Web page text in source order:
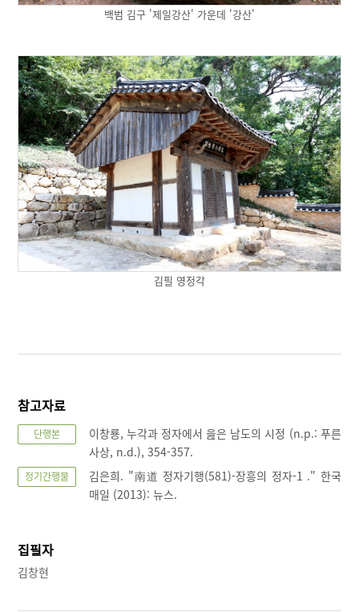
백범 김구 '제일강산' 가운데 '강산'
김필 영정각
참고자료
단행본
이창룡, 누각과 정자에서 읊은 남도의 시정 (n.p.: 푸른
사상, n.d.), 354-357.
정기간행물
김은희. "南道 정자기행(581)-장흥의 정자-1 ." 한국
매일 (2013): 뉴스.
집필자
김창현